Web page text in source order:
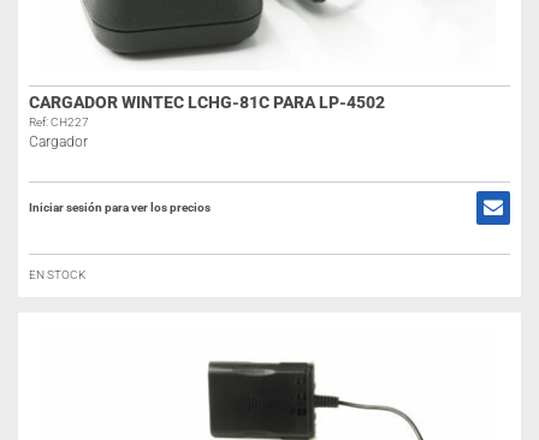
CARGADOR WINTEC LCHG-81C PARA LP-4502
Ref: CH227
Cargador
Iniciar sesión para ver los precios
EN STOCK